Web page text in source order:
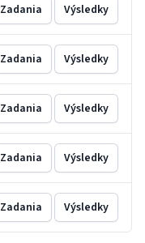
Zadania Výsledky
Zadania Výsledky
Zadania Výsledky
Zadania Výsledky
Zadania Výsledky